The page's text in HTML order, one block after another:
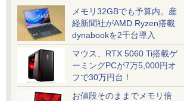
メモリ32GBでも予算内。産
経新聞社がAMD Ryzen搭載
dynabookを2千台導入
マウス、RTX 5060 Ti搭載ゲ
ーミングPCが7万5,000円オ
フで30万円台！
お値段そのままでメモリ倍